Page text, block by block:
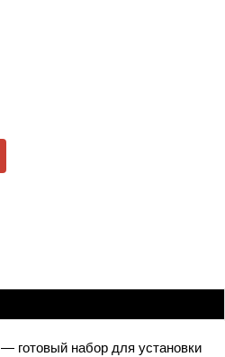
— готовый набор для установки